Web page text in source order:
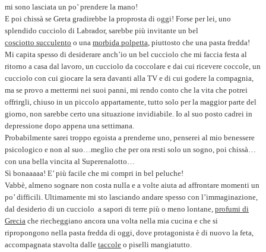
mi sono lasciata un po’ prendere la mano!
E poi chissà se Greta gradirebbe la proprosta di oggi! Forse per lei, uno
splendido cucciolo di Labrador, sarebbe più invitante un bel
cosciotto succulento o una morbida polpetta , piuttosto che una pasta fredda!
Mi capita spesso di desiderare anch’io un bel cucciolo che mi faccia festa al
ritorno a casa dal lavoro, un cucciolo da coccolare e dai cui ricevere coccole, un
cucciolo con cui giocare la sera davanti alla TV e di cui godere la compagnia,
ma se provo a mettermi nei suoi panni, mi rendo conto che la vita che potrei
offrirgli, chiuso in un piccolo appartamente, tutto solo per la maggior parte del
giorno, non sarebbe certo una situazione invidiabile. Io al suo posto cadrei in
depressione dopo appena una settimana.
Probabilmente sarei troppo egoista a prenderne uno, penserei al mio benessere
psicologico e non al suo…meglio che per ora resti solo un sogno, poi chissà…
con una bella vincita al Superenalotto…
Sì bonaaaaa! E’ più facile che mi compri in bel peluche!
Vabbè, almeno sognare non costa nulla e a volte aiuta ad affrontare momenti un
po’ difficili. Ultimamente mi sto lasciando andare spesso con l’immaginazione,
dal desiderio di un cucciolo a sapori di terre più o meno lontane, profumi di
Grecia che riecheggiano ancora una volta nella mia cucina e che si
ripropongono nella pasta fredda di oggi, dove protagonista è di nuovo la feta,
accompagnata stavolta dalle taccole o piselli mangiatutto.